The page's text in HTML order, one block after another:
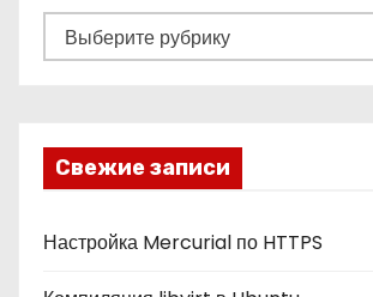
у
к
и
Свежие записи
Настройка Mercurial по HTTPS